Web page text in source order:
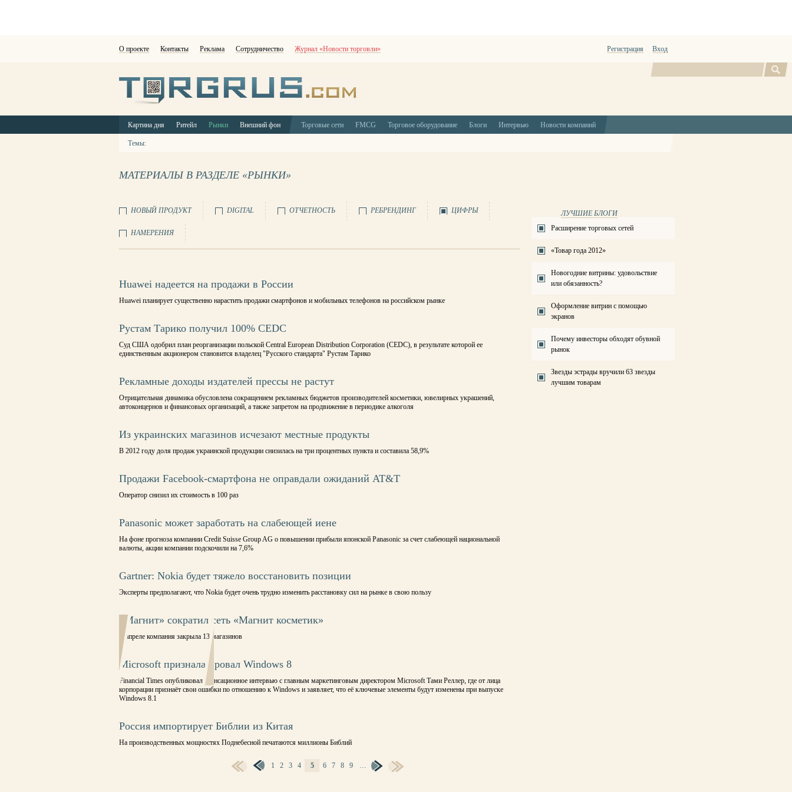
О проекте Контакты Реклама Сотрудничество Журнал «Новости торговли» Регистрация Вход
Поиск
Картина дня Ритейл Рынки Внешний фон Торговые сети FMCG Торговое оборудование Блоги Интервью Новости компаний
Темы:
МАТЕРИАЛЫ В РАЗДЕЛЕ «РЫНКИ»
НОВЫЙ ПРОДУКТ DIGITAL ОТЧЕТНОСТЬ РЕБРЕНДИНГ ЦИФРЫ
НАМЕРЕНИЯ
Huawei надеется на продажи в России
Huawei планирует существенно нарастить продажи смартфонов и мобильных телефонов на российском рынке
Рустам Тарико получил 100% CEDC
Суд США одобрил план реорганизации польской Central European Distribution Corporation (CEDC), в результате которой ее
единственным акционером становится владелец "Русского стандарта" Рустам Тарико
Рекламные доходы издателей прессы не растут
Отрицательная динамика обусловлена сокращением рекламных бюджетов производителей косметики, ювелирных украшений,
автоконцернов и финансовых организаций, а также запретом на продвижение в периодике алкоголя
Из украинских магазинов исчезают местные продукты
В 2012 году доля продаж украинской продукции снизилась на три процентных пункта и составила 58,9%
Продажи Facebook-смартфона не оправдали ожиданий AT&T
Оператор снизил их стоимость в 100 раз
Panasonic может заработать на слабеющей иене
На фоне прогноза компании Credit Suisse Group AG о повышении прибыли японской Panasonic за счет слабеющей национальной
валюты, акции компании подскочили на 7,6%
Gartner: Nokia будет тяжело восстановить позиции
Эксперты предполагают, что Nokia будет очень трудно изменить расстановку сил на рынке в свою пользу
«Магнит» сократил сеть «Магнит косметик»
В апреле компания закрыла 13 магазинов
Microsoft признала провал Windows 8
Financial Times опубликовало сенсационное интервью с главным маркетинговым директором Microsoft Тами Реллер, где от лица
корпорации признаёт свои ошибки по отношению к Windows и заявляет, что её ключевые элементы будут изменены при выпуске
Windows 8.1
Россия импортирует Библии из Китая
На производственных мощностях Поднебесной печатаются миллионы Библий
1 2 3 4 5 6 7 8 9 …
ЛУЧШИЕ БЛОГИ
Расширение торговых сетей
«Товар года 2012»
Новогодние витрины: удовольствие
или обязанность?
Оформление витрин с помощью
экранов
Почему инвесторы обходят обувной
рынок
Звезды эстрады вручили 63 звезды
лучшим товарам